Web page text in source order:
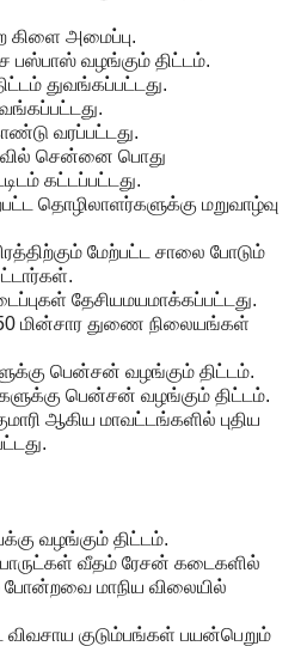
கிளை அமைப்பு.
வழங்கும் திட்டம்.
துவங்கப்பட்டது.
வரப்பட்டது.
சென்னை பொது
கட்டப்பட்டது.
தொழிலாளர்களுக்கு மறுவாழ்வு
மேற்பட்ட சாலை போடும்
தேசியமயமாக்கப்பட்டது.
மின்சார துணை நிலையங்கள்
பென்சன் வழங்கும் திட்டம்.
பென்சன் வழங்கும் திட்டம்.
ஆகிய மாவட்டங்களில் புதிய
வழங்கும் திட்டம்.
பொருட்கள் வீதம் ரேசன் கடைகளில்
மாநிய விலையில்
விவசாய குடும்பங்கள் பயன்பெறும்